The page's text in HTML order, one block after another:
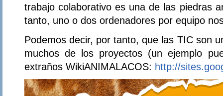
trabajo colaborativo es una de las piedras
tanto, uno o dos ordenadores por equipo
Podemos decir, por tanto, que las TIC son
muchos de los proyectos (un ejemplo
extraños WikiANIMALACOS: http://